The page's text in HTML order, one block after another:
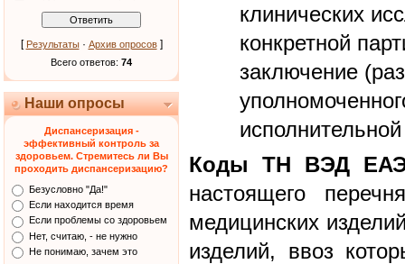
[ Результаты· Архив опросов]
Всего ответов: 74
Наши опросы
Диспансеризация -
эффективный контроль за
здоровьем. Стремитесь ли Вы
проходить диспансеризацию?
Безусловно "Да!"
Если находится время
Если проблемы со здоровьем
Нет, считаю, - не нужно
Не понимаю, зачем это
клинических
конкретной
заключение
Коды ТН ВЭД
настоящего
медицинских
изделий, ввоз